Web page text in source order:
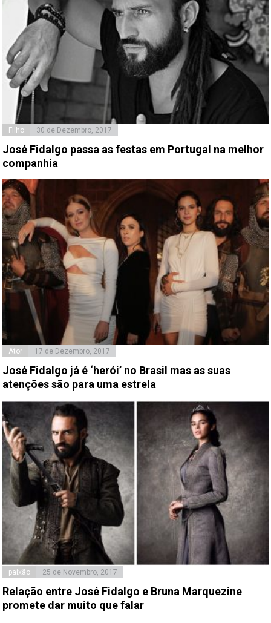
Filho 30 de Dezembro, 2017
José Fidalgo passa as festas em Portugal na melhor
companhia
Ator 17 de Dezembro, 2017
José Fidalgo já é ‘herói’ no Brasil mas as suas
atenções são para uma estrela
paixão 25 de Novembro, 2017
Relação entre José Fidalgo e Bruna Marquezine
promete dar muito que falar